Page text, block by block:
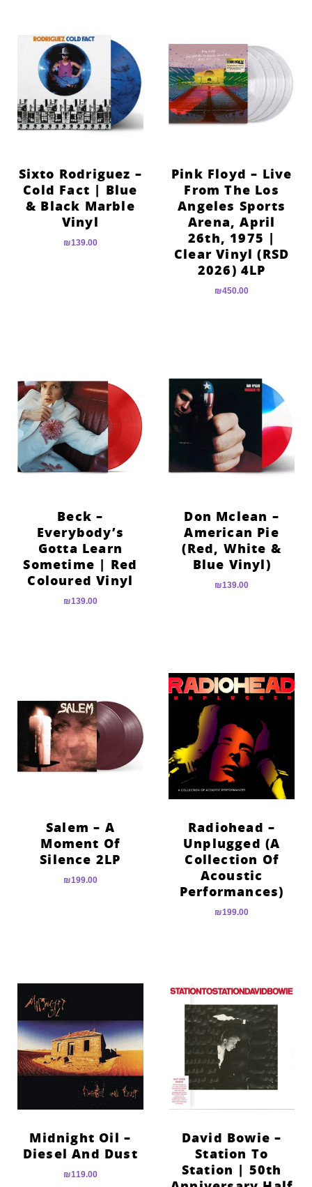
Pink Floyd – Live
From The Los
Angeles Sports
Arena, April
26th, 1975 |
Clear Vinyl (RSD
2026) 4LP
₪450.00
Sixto Rodriguez –
Cold Fact | Blue
& Black Marble
Vinyl
₪139.00
Don Mclean –
American Pie
(Red, White &
Blue Vinyl)
₪139.00
Beck –
Everybody’s
Gotta Learn
Sometime | Red
Coloured Vinyl
₪139.00
Radiohead –
Unplugged (A
Collection Of
Acoustic
Performances)
₪199.00
Salem – A
Moment Of
Silence 2LP
₪199.00
David Bowie –
Station To
Station | 50th
Midnight Oil –
Diesel And Dust
₪119.00